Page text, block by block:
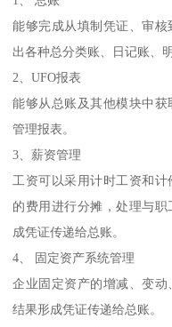
能够完成从填制凭证、审
出各种总分类账、日记账、
2、UFO报表
能够从总账及其他模块中
管理报表。
3、薪资管理
工资可以采用计时工资和
的费用进行分摊，处理与
成凭证传递给总账。
4、 固定资产系统管理
企业固定资产的增减、变
结果形成凭证传递给总账。